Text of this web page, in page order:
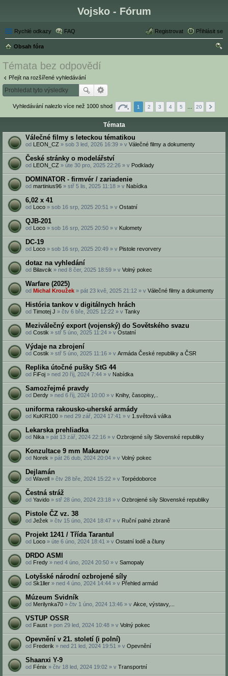
Vojsko - Fórum
Rychlé odkazy FAQ Přihlásit se
Registrovat
Obsah fóra
Témata bez odpovědí
Přejít na rozšířené vyhledávání
Vyhledávání nalezlo více než 1000 shod 1 2 3 4 5 20
Témata
Válečné filmy s leteckou tématikou
od LEON_CZ » sob 3 led, 2026 16:39 » v Válečné filmy a dokumenty
České stránky o modelářství
od LEON_CZ » úte 30 pro, 2025 22:26 » v Podklady
DOMINATOR - firmvér / zariadenie
od martinius96 » stř 5 lis, 2025 11:18 » v Nabídka
6,02 x 41
od Loco » sob 16 srp, 2025 20:51 » v Ostatní
QJB-201
od Loco » sob 16 srp, 2025 20:50 » v Kulomety
DC-19
od Loco » sob 16 srp, 2025 20:49 » v Pistole revorvery
dotaz na vyhledání
od Bilavcik » ned 8 čer, 2025 18:59 » v Volný pokec
Warfare (2025)
od Michal Kroužek » pát 23 kvě, 2025 21:12 » v Válečné filmy a dokumenty
História tankov v digitálnych hrách
od Timotej J » čtv 6 bře, 2025 12:22 » v Tanky
Meziválečný export (vojenský) do Sovětského svazu
od Costik » stř 5 úno, 2025 11:24 » v Ostatní
Výdaje na zbrojení
od Costik » stř 5 úno, 2025 11:16 » v Armáda České republiky a ČSR
Replika útočné pušky StG 44
od FiFoj » ned 20 říj, 2024 7:44 » v Nabídka
Samozřejmé pravdy
od Derdy » ned 6 říj, 2024 10:00 » v Knihy, časopisy,..
uniforma rakousko-uherské armády
od KuKIR100 » ned 29 zář, 2024 17:41 » v 1.světová válka
Lekarska prehliadka
od Nika » pát 13 zář, 2024 22:16 » v Ozbrojené síly Slovenské republiky
Konzultace 9 mm Makarov
od Norek » pát 26 dub, 2024 20:04 » v Volný pokec
Dejlamán
od Wavell » čtv 28 bře, 2024 15:22 » v Torpédoborce
Čestná stráž
od Yavido » stř 28 úno, 2024 23:18 » v Ozbrojené síly Slovenské republiky
Pistole ČZ vz. 38
od Ježek » čtv 15 úno, 2024 18:47 » v Ruční palné zbraně
Projekt 1241 / Třída Tarantul
od Loco » úte 6 úno, 2024 18:41 » v Ostatní lodě a čluny
DRDO ASMI‎
od Fredy » ned 4 úno, 2024 20:50 » v Samopaly
Lotyšské národní ozbrojené síly
od Sk1ller » ned 4 úno, 2024 14:44 » v Přehled armád
Múzeum Svidník
od Merilynka70 » čtv 1 úno, 2024 13:46 » v Akce, výstavy,...
VSTUP OSSR
od Faust » pon 29 led, 2024 10:48 » v Volný pokec
Opevnění v 21. století (i polní)
od Frederik » ned 21 led, 2024 19:51 » v Opevnění
Shaanxi Y-9
od Fénix » čtv 18 led, 2024 19:02 » v Transportní